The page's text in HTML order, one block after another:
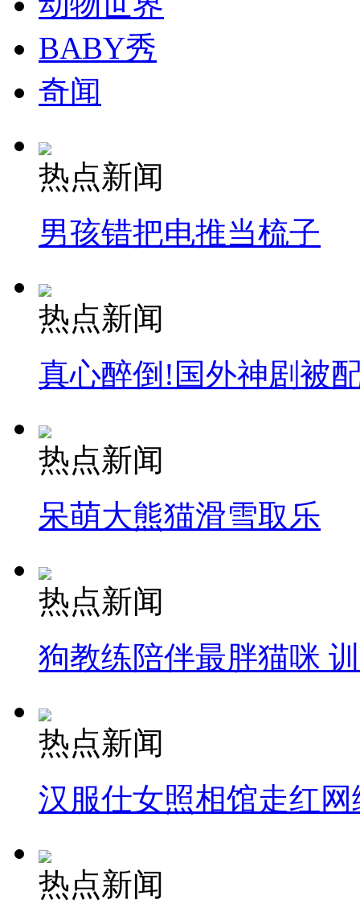
消防员救轻生者 花炮节热闹非凡
司机酒驾遇交警 急速倒车逃窜
BABY秀
奇闻
热点新闻
男孩错把电推当梳子
热点新闻
真心醉倒!国外神剧被
热点新闻
呆萌大熊猫滑雪取乐
热点新闻
狗教练陪伴最胖猫咪
热点新闻
汉服仕女照相馆走红网
热点新闻